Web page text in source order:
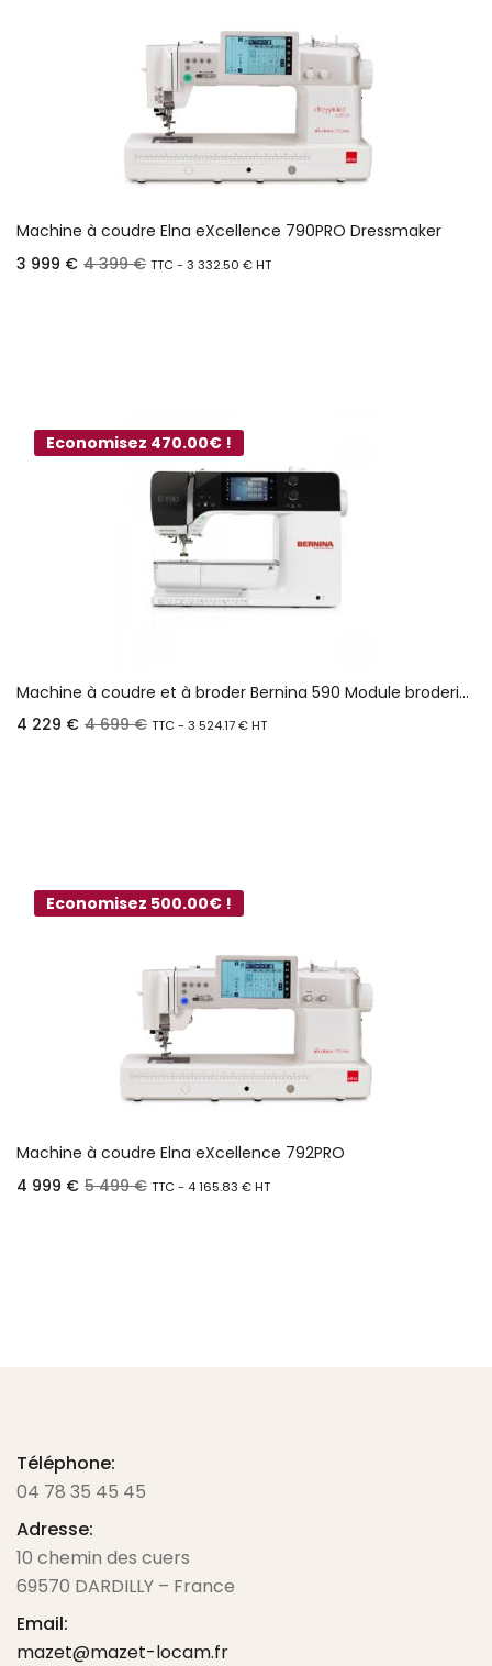
Machine à coudre Elna eXcellence 790PRO Dressmaker
3 999 € 4 399€ TTC - 3 332.50 €HT
Economisez 470.00€ !
Machine à coudre et à broder Bernina 590 Module broderie inclus
4 229 € 4 699€ TTC - 3 524.17€HT
Economisez 500.00€ !
Machine à coudre Elna eXcellence 792PRO
4 999 € 5 499€ TTC - 4 165.83 €HT
Téléphone:
04 78 35 45 45
Adresse:
10 chemin des cuers
69570 DARDILLY – France
Email:
mazet@mazet-locam.fr